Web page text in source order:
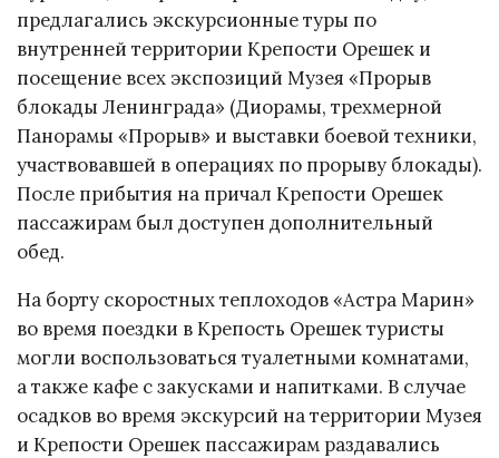
предлагались экскурсионные туры по
внутренней территории Крепости Орешек и
посещение всех экспозиций Музея «Прорыв
блокады Ленинграда» (Диорамы, трехмерной
Панорамы «Прорыв» и выставки боевой техники,
участвовавшей в операциях по прорыву блокады).
После прибытия на причал Крепости Орешек
пассажирам был доступен дополнительный
обед.
На борту скоростных теплоходов «Астра Марин»
во время поездки в Крепость Орешек туристы
могли воспользоваться туалетными комнатами,
а также кафе с закусками и напитками. В случае
осадков во время экскурсий на территории Музея
и Крепости Орешек пассажирам раздавались